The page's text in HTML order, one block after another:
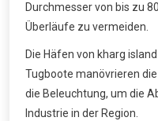
Durchmesser von bis zu
Überläufe zu vermeiden.
Die Häfen von kharg
Tugboote manövrieren
die Beleuchtung, um die
Industrie in der Region.